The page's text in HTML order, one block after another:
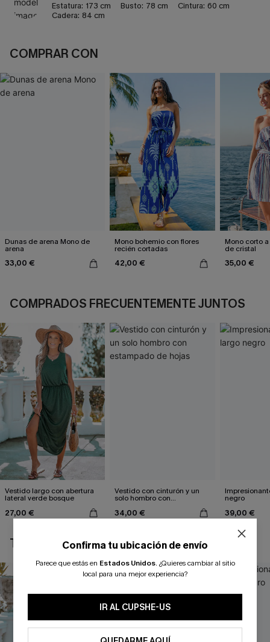
Estatura: 173 cm Busto: 78 cm Cintura: 60 cm
Cadera: 84 cm
COMPRAR CON
Dunas de arena Mono de
arena
33,00 €
Mono bohemio con flores
recién cortadas
42,00 €
Mono corto
de cristal
35,00 €
COMPRADOS FRECUENTEMENTE JUNTOS
Vestido largo con abertura
lateral verde bosque
27,00 €
Vestido con cinturón y un
solo hombro con
34,00 €
negro
39,00 €
TAMBIÉN TE PUEDE GUSTAR
Confirma tu ubicación de envío
Parece que estás en Estados Unidos. ¿Quieres cambiar al sitio
local para una mejor experiencia?
IR AL CUPSHE-US